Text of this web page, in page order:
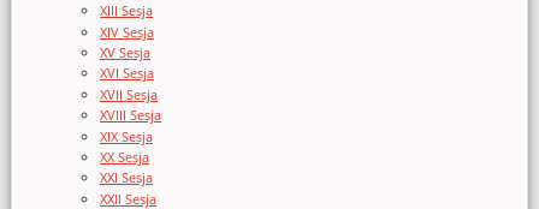
XIII Sesja
XIV Sesja
XV Sesja
XVI Sesja
XVII Sesja
XVIII Sesja
XIX Sesja
XX Sesja
XXI Sesja
XXII Sesja